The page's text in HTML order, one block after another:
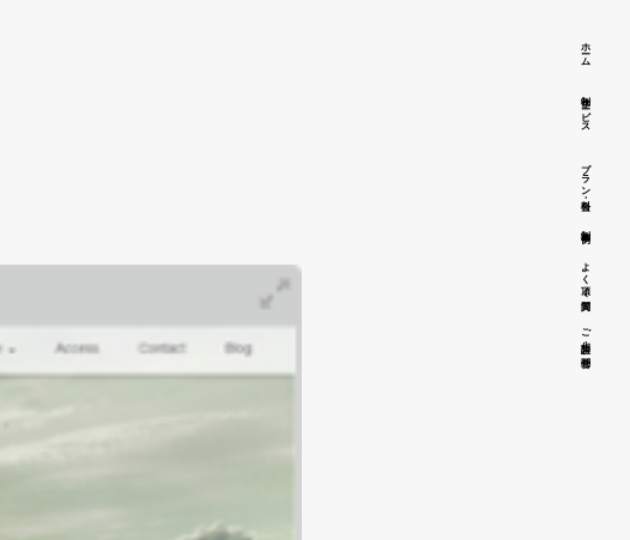
ホーム
制作サービス
プラン・料金
よく頂く質問
ご相談・お問合せ